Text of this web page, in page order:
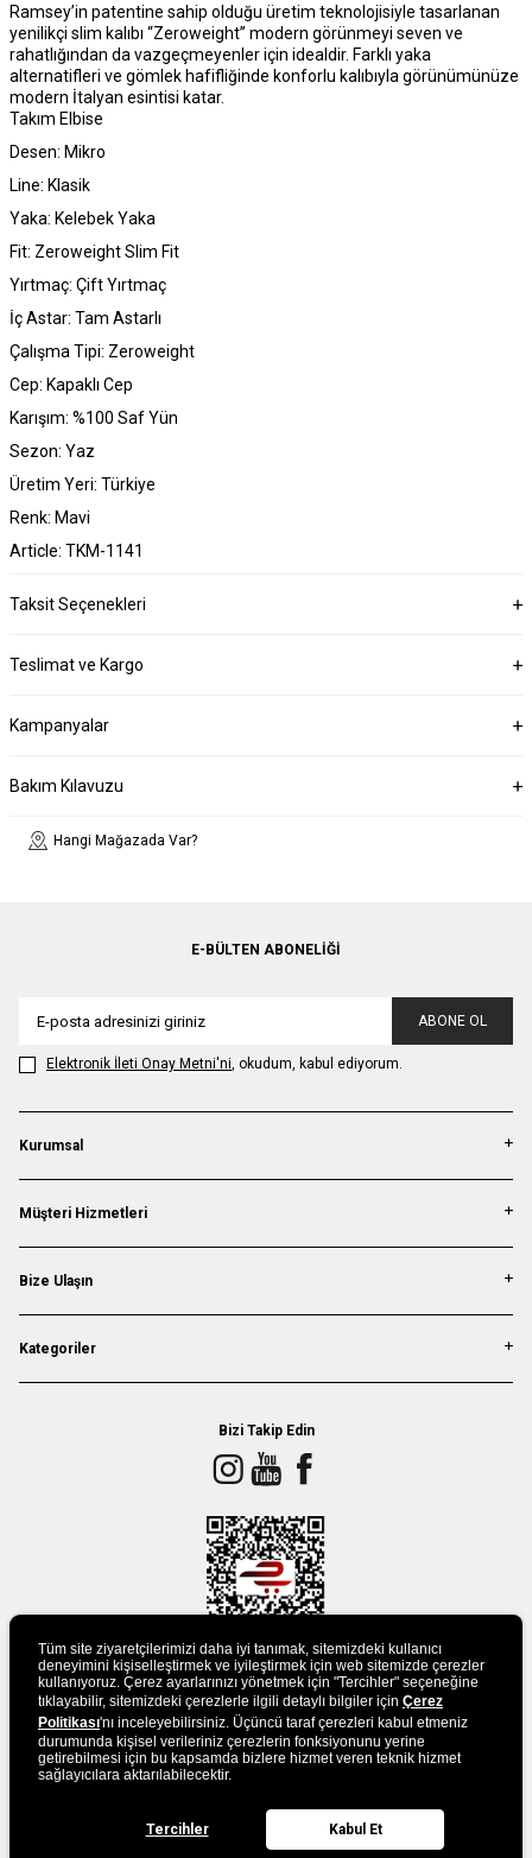
Ramsey’in patentine sahip olduğu üretim teknolojisiyle tasarlanan
yenilikçi slim kalıbı “Zeroweight” modern görünmeyi seven ve
rahatlığından da vazgeçmeyenler için idealdir. Farklı yaka
alternatifleri ve gömlek hafifliğinde konforlu kalıbıyla görünümünüze
modern İtalyan esintisi katar.
Takım Elbise
Desen: Mikro
Line: Klasik
Yaka: Kelebek Yaka
Fit: Zeroweight Slim Fit
Yırtmaç: Çift Yırtmaç
İç Astar: Tam Astarlı
Çalışma Tipi: Zeroweight
Cep: Kapaklı Cep
Karışım: %100 Saf Yün
Sezon: Yaz
Üretim Yeri: Türkiye
Renk: Mavi
Article: TKM-1141
Taksit Seçenekleri
Teslimat ve Kargo
Kampanyalar
Bakım Kılavuzu
Hangi Mağazada Var?
E-BÜLTEN ABONELIĞI
ABONE OL
Elektronik İleti Onay Metni'ni, okudum, kabul ediyorum.
Kurumsal
Müşteri Hizmetleri
Bize Ulaşın
Kategoriler
Bizi Takip Edin
UYGULAMAMIZI İNDİRİN
Tüm site ziyaretçilerimizi daha iyi tanımak, sitemizdeki kullanıcı
deneyimini kişiselleştirmek ve iyileştirmek için web sitemizde çerezler
kullanıyoruz. Çerez ayarlarınızı yönetmek için "Tercihler" seçeneğine
tıklayabilir, sitemizdeki çerezlerle ilgili detaylı bilgiler için Çerez
Politikası'nı inceleyebilirsiniz. Üçüncü taraf çerezleri kabul etmeniz
durumunda kişisel verileriniz çerezlerin fonksiyonunu yerine
getirebilmesi için bu kapsamda bizlere hizmet veren teknik hizmet
sağlayıcılara aktarılabilecektir.
Tercihler Kabul Et